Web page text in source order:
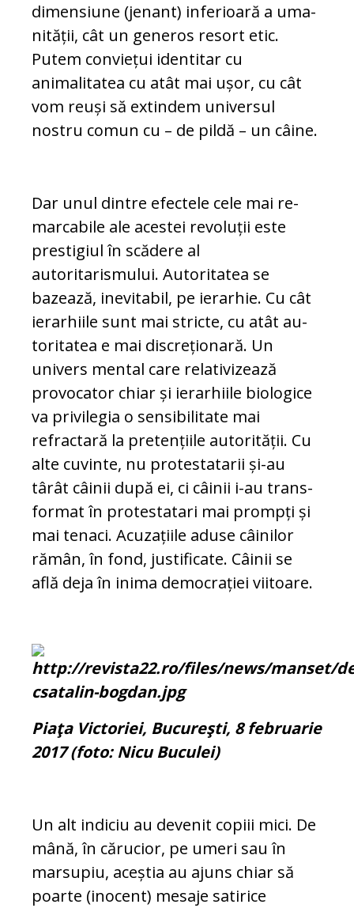
dimensiune (je­nant) inferioară a uma­
ni­tă­ții, cât un ge­ne­ros resort etic.
Putem con­viețui identitar cu
animalitatea cu atât mai ușor, cu cât
vom reuși să ex­tindem uni­versul
nostru co­mun cu – de pil­dă – un câine.
Dar unul dintre efectele cele mai re­
mar­cabile ale acestei revoluții este
prestigiul în scădere al
autoritarismului. Autoritatea se
bazează, inevitabil, pe ierarhie. Cu cât
ierarhiile sunt mai stricte, cu atât au­
to­ri­tatea e mai discreționară. Un
univers men­tal care relativizează
provocator chiar și ierarhiile biologice
va privilegia o sen­si­bi­litate mai
refractară la pretențiile auto­ri­tă­ții. Cu
alte cuvinte, nu protestatarii și-au
târât câinii după ei, ci câinii i-au trans­
format în protestatari mai prompți și
mai tenaci. Acuzațiile aduse câinilor
rămân, în fond, justificate. Câinii se
află deja în ini­ma democrației viitoare.
Piaţa Victoriei, Bucureşti, 8 februarie
2017 (foto: Nicu Buculei)
Un alt indiciu au devenit copiii mici. De
mâ­­nă, în cărucior, pe umeri sau în
mar­su­piu, aceștia au ajuns chiar să
poarte (ino­cent) mesaje satirice